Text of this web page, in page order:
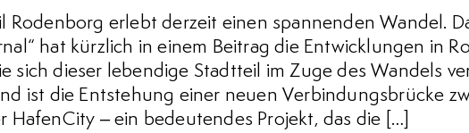
Rodenborg erlebt derzeit einen spannenden Wandel.
hat kürzlich in einem Beitrag die Entwicklungen in
sich dieser lebendige Stadtteil im Zuge des Wandels
ist die Entstehung einer neuen Verbindungsbrücke
– ein bedeutendes Projekt, das die […]